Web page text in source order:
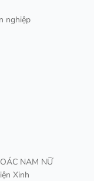
nghiệp
NAM NỮ
Xinh